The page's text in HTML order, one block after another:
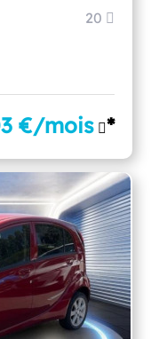
20
€/mois *